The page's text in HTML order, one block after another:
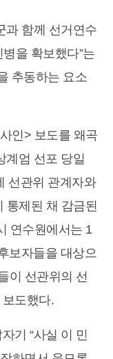
과 함께 선거연수
을 확보했다”는
추동하는 요소
인> 보도를 왜곡
계엄 선포 당일
선관위 관계자와
통제된 채 감금된
연수원에서는 1
보자들을 대상으
이 선관위의 선
도했다.
기 “사실 이 민